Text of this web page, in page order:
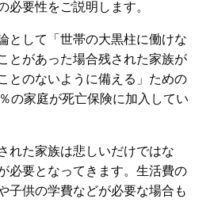
必要性をご説明します。
として「世帯の大黒柱に働けな
とがあった場合残された家族が
とのないように備える」ための
の家庭が死亡保険に加入してい
れた家族は悲しいだけではな
必要となってきます。生活費の
子供の学費などが必要な場合も